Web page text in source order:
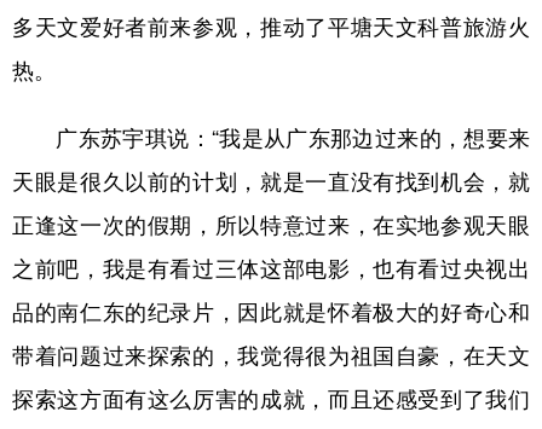
多天文爱好者前来参观，推动了平塘天文科普旅游火
热。
广东苏宇琪说：“我是从广东那边过来的，想要来
天眼是很久以前的计划，就是一直没有找到机会，就
正逢这一次的假期，所以特意过来，在实地参观天眼
之前吧，我是有看过三体这部电影，也有看过央视出
品的南仁东的纪录片，因此就是怀着极大的好奇心和
带着问题过来探索的，我觉得很为祖国自豪，在天文
探索这方面有这么厉害的成就，而且还感受到了我们